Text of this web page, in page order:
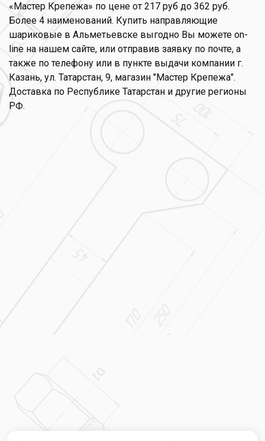
«Мастер Крепежа» по цене от 217 руб до 362 руб.
Более 4 наименований. Купить направляющие
шариковые в Альметьевске выгодно Вы можете on-
line на нашем сайте, или отправив заявку по почте, а
также по телефону или в пункте выдачи компании г.
Казань, ул. Татарстан, 9, магазин "Мастер Крепежа".
Доставка по Республике Татарстан и другие регионы
РФ.